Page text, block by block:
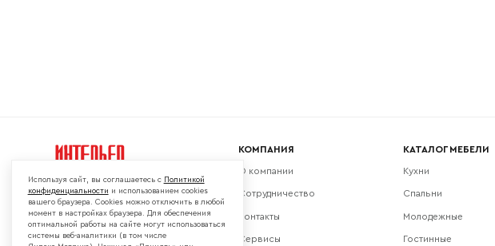
Мы в социальных сетях:
КОМПАНИЯ
О компании
Сотрудничество
Контакты
Сервисы
КАТАЛОГ МЕБЕЛИ
Кухни
Спальни
Молодежные
Гостинные
Используя сайт, вы соглашаетесь с Политикой
конфиденциальности и использованием cookies
вашего браузера. Cookies можно отключить в любой
момент в настройках браузера. Для обеспечения
оптимальной работы на сайте могут использоваться
системы веб-аналитики (в том числе